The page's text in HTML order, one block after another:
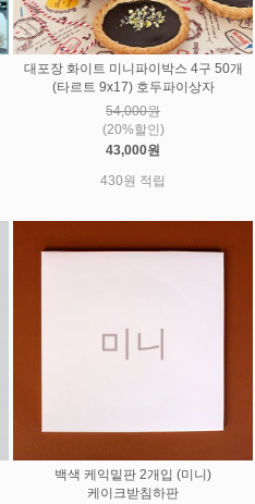
대포장 화이트 미니파이박스 4구 50개
(타르트 9x17) 호두파이상자
54,000원
(20%할인)
43,000원
430원 적립
백색 케익밑판 2개입 (미니)
케이크받침하판